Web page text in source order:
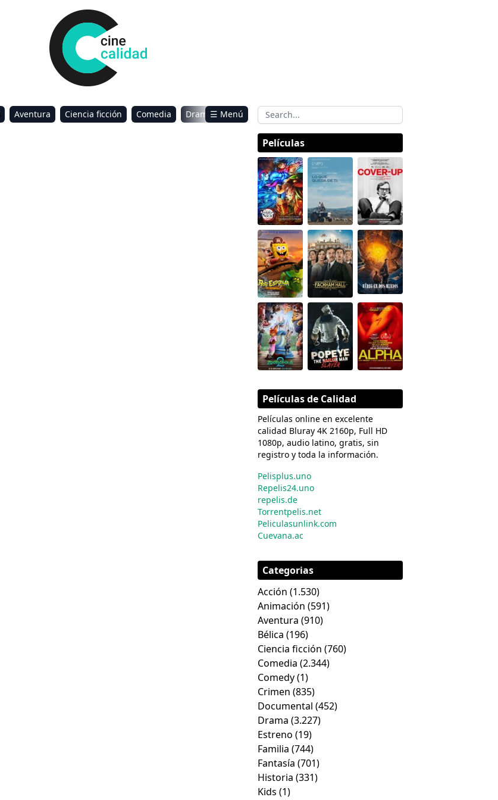
Aventura Ciencia ficción Comedia
Drama☰ Menú
Películas
Películas de Calidad
Películas online en excelente
calidad Bluray 4K 2160p, Full HD
1080p, audio latino, gratis, sin
registro y toda la información.
Pelisplus.uno
Repelis24.uno
repelis.de
Torrentpelis.net
Peliculasunlink.com
Cuevana.ac
Categorias
Acción (1.530)
Animación (591)
Aventura (910)
Bélica (196)
Ciencia ficción (760)
Comedia (2.344)
Comedy(1)
Crimen (835)
Documental (452)
Drama (3.227)
Estreno (19)
Familia (744)
Fantasía (701)
Historia (331)
Kids (1)